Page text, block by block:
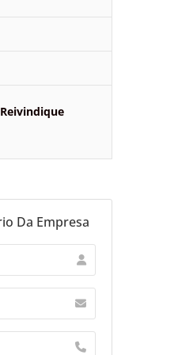
Reivindique
Da Empresa